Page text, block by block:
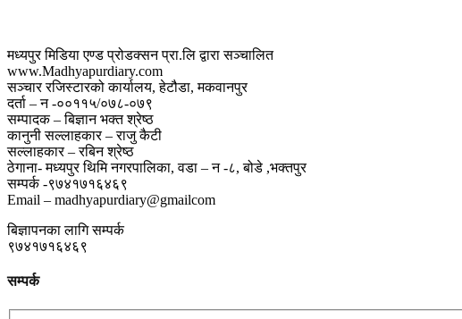
मध्यपुर मिडिया एण्ड प्रोडक्सन प्रा.लि द्वारा सञ्चालित
www.Madhyapurdiary.com
सञ्चार रजिस्टारको कार्यालय, हेटौडा, मकवानपुर
दर्ता – न -००११५/०७८-०७९
सम्पादक – बिज्ञान भक्त श्रेष्ठ
कानुनी सल्लाहकार – राजु कैटी
सल्लाहकार – रबिन श्रेष्ठ
ठेगाना- मध्यपुर थिमि नगरपालिका, वडा – न -८, बोडे ,भक्तपुर
सम्पर्क -९७४१७१६४६९
Email – madhyapurdiary@gmailcom
बिज्ञापनका लागि सम्पर्क
९७४१७१६४६९
सम्पर्क